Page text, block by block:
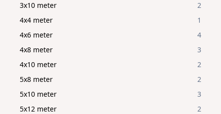
3x10 meter
2
4x4 meter
1
4x6 meter
4
4x8 meter
3
4x10 meter
2
5x8 meter
2
5x10 meter
3
5x12 meter
2